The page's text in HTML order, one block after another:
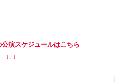
演スケジュールはこちら
↓↓↓